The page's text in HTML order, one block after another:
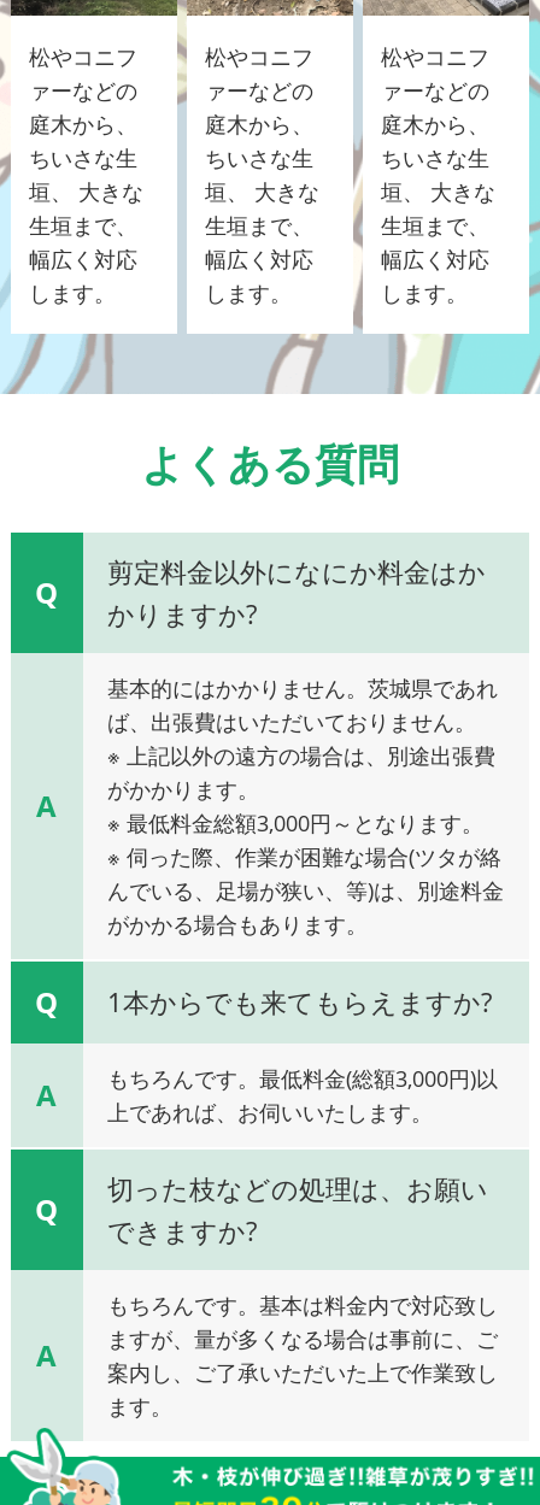
松やコニフ
ァーなどの
庭木から、
ちいさな生
垣、 大きな
生垣まで、
幅広く対応
します。
松やコニフ
ァーなどの
庭木から、
ちいさな生
垣、 大きな
生垣まで、
幅広く対応
します。
松やコニフ
ァーなどの
庭木から、
ちいさな生
垣、 大きな
生垣まで、
幅広く対応
します。
よくある質問
Q
剪定料金以外になにか料金はか
かりますか?
A
基本的にはかかりません。茨城県であれ
ば、出張費はいただいておりません。
※ 上記以外の遠方の場合は、別途出張費
がかかります。
※ 最低料金総額3,000円～となります。
※ 伺った際、作業が困難な場合(ツタが絡
んでいる、足場が狭い、等)は、別途料金
がかかる場合もあります。
Q 1本からでも来てもらえますか?
A
もちろんです。最低料金(総額3,000円)以
上であれば、お伺いいたします。
Q
切った枝などの処理は、お願い
できますか?
A
もちろんです。基本は料金内で対応致し
ますが、量が多くなる場合は事前に、ご
案内し、ご了承いただいた上で作業致し
ます。